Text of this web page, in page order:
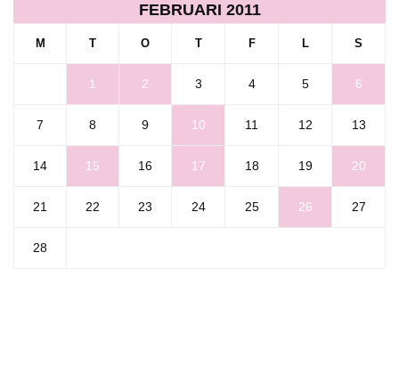
FEBRUARI 2011
M T O T F L S
1 2 3 4 5 6
7 8 9 10 11 12 13
14 15 16 17 18 19 20
21 22 23 24 25 26 27
28